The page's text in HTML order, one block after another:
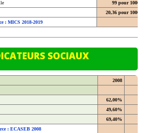
20,36 pour 1000
: MICS 2018-2019
SOCIAUX
2008
62,00%
49,60%
69,40%
: ECASEB 2008